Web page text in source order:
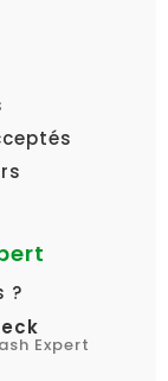
?
Expert